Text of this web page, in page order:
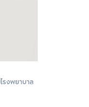
โรงพยาบาล